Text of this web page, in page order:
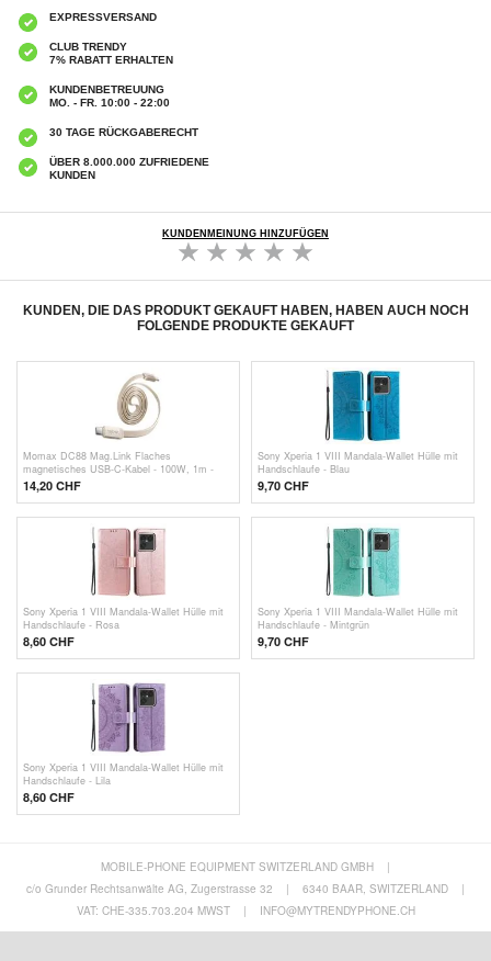
EXPRESSVERSAND
CLUB TRENDY
7% RABATT ERHALTEN
KUNDENBETREUUNG
MO. - FR. 10:00 - 22:00
30 TAGE RÜCKGABERECHT
ÜBER 8.000.000 ZUFRIEDENE
KUNDEN
KUNDENMEINUNG HINZUFÜGEN
KUNDEN, DIE DAS PRODUKT GEKAUFT HABEN, HABEN AUCH NOCH
FOLGENDE PRODUKTE GEKAUFT
Momax DC88 Mag.Link Flaches
magnetisches USB-C-Kabel - 100W, 1m -
Beige
14,20 CHF
Sony Xperia 1 VIII Mandala-Wallet Hülle mit
Handschlaufe - Blau
9,70 CHF
Sony Xperia 1 VIII Mandala-Wallet Hülle mit
Handschlaufe - Rosa
8,60 CHF
Sony Xperia 1 VIII Mandala-Wallet Hülle mit
Handschlaufe - Mintgrün
9,70 CHF
Sony Xperia 1 VIII Mandala-Wallet Hülle mit
Handschlaufe - Lila
8,60 CHF
MOBILE-PHONE EQUIPMENT SWITZERLAND GMBH
|
c/o Grunder Rechtsanwälte AG, Zugerstrasse 32
| 6340 BAAR, SWITZERLAND
|
VAT: CHE-335.703.204 MWST
| INFO@MYTRENDYPHONE.CH